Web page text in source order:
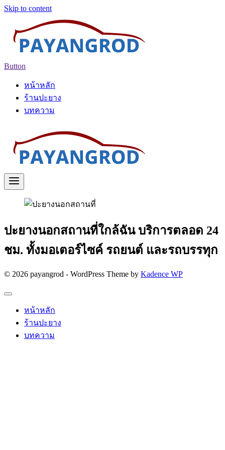
Skip to content
Button
หน้าหลัก
ร้านปะยาง
บทความ
ปะยางนอกสถานที่ใกล้ฉัน บริการตลอด 24
ชม. ทั้งมอเตอร์ไซค์ รถยนต์ และรถบรรทุก
© 2026 payangrod - WordPress Theme by Kadence WP
หน้าหลัก
ร้านปะยาง
บทความ